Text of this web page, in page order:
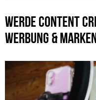
WERDE CONTENT
WERBUNG &